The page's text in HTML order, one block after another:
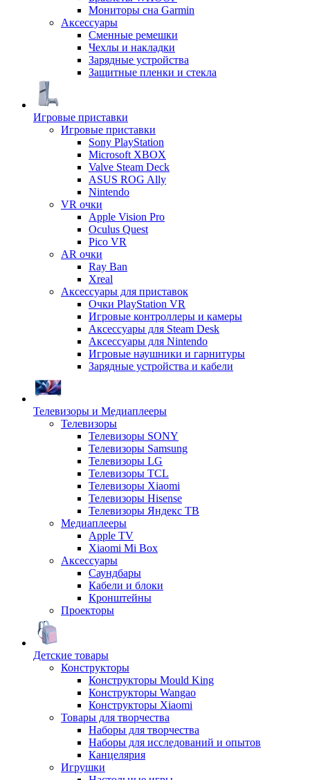
Мониторы сна Garmin
Аксессуары
Сменные ремешки
Чехлы и накладки
Зарядные устройства
Защитные пленки и стекла
Игровые приставки
Игровые приставки
Sony PlayStation
Microsoft XBOX
Valve Steam Deck
ASUS ROG Ally
Nintendo
VR очки
Apple Vision Pro
Oculus Quest
Pico VR
AR очки
Ray Ban
Xreal
Аксессуары для приставок
Очки PlayStation VR
Игровые контроллеры и камеры
Аксессуары для Steam Desk
Аксессуары для Nintendo
Игровые наушники и гарнитуры
Зарядные устройства и кабели
Телевизоры и Медиаплееры
Телевизоры
Телевизоры SONY
Телевизоры Samsung
Телевизоры LG
Телевизоры TCL
Телевизоры Xiaomi
Телевизоры Hisense
Телевизоры Яндекс ТВ
Медиаплееры
Apple TV
Xiaomi Mi Box
Аксессуары
Саундбары
Кабели и блоки
Кронштейны
Проекторы
Детские товары
Конструкторы
Конструкторы Mould King
Конструкторы Wangao
Конструкторы Xiaomi
Товары для творчества
Наборы для творчества
Наборы для исследований и опытов
Канцелярия
Игрушки